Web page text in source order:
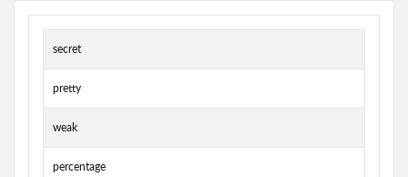
secret
pretty
weak
percentage